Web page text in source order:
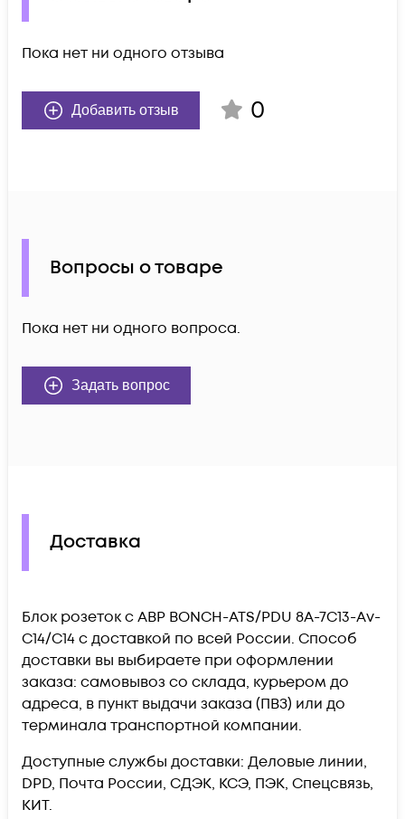
Пока нет ни одного отзыва
Добавить отзыв 0
Вопросы о товаре
Пока нет ни одного вопроса.
Задать вопрос
Доставка
Блок розеток с АВР BONCH-ATS/PDU 8A-7C13-Av-
C14/C14 c доставкой по всей России. Способ
доставки вы выбираете при оформлении
заказа: самовывоз со склада, курьером до
адреса, в пункт выдачи заказа (ПВЗ) или до
терминала транспортной компании.
Доступные службы доставки: Деловые линии,
DPD, Почта России, СДЭК, КСЭ, ПЭК, Спецсвязь,
КИТ.